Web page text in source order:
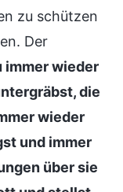
zu schützen
Der
immer wieder
die
wieder
und immer
über sie